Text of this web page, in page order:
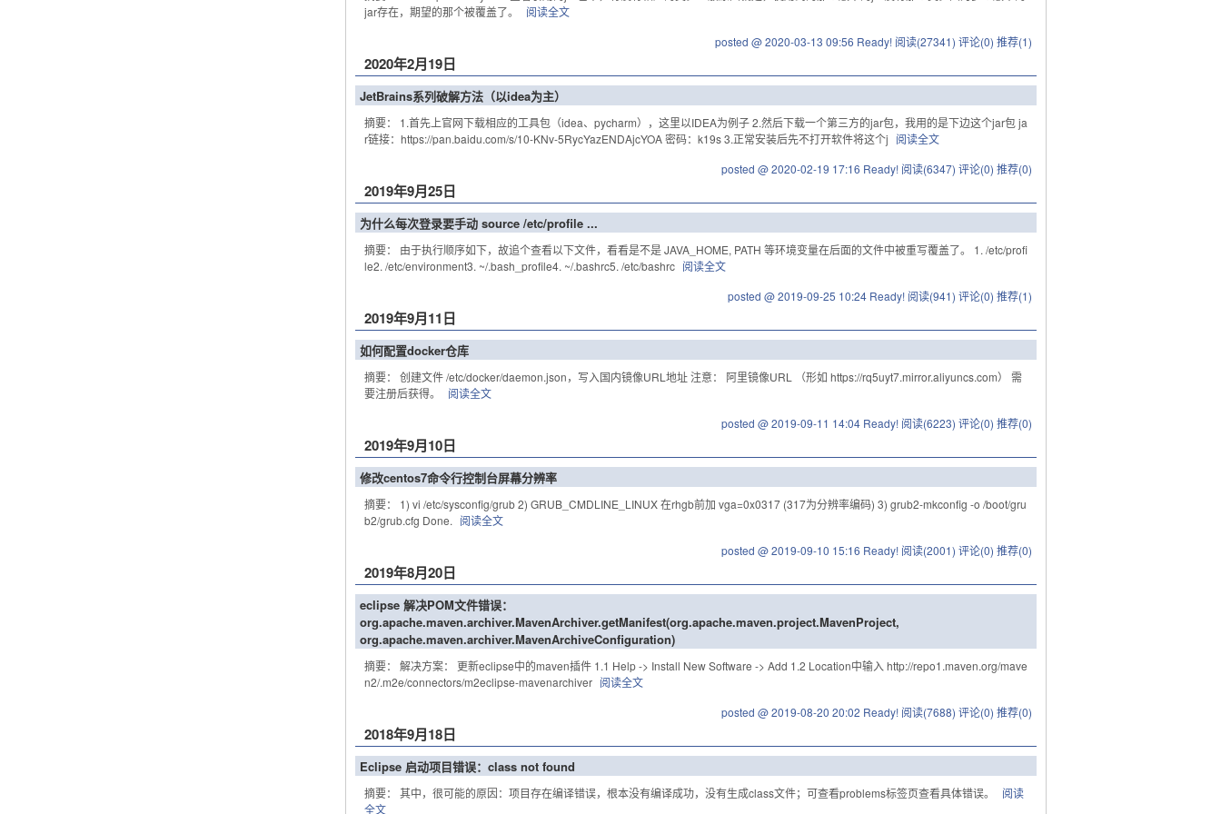
jar存在，期望的那个被覆盖了。
阅读全文
posted @ 2020-03-13 09:56 Ready! 阅读(27341) 评论(0) 推荐(1)
2020年2月19日
JetBrains系列破解方法（以idea为主）
摘要： 1.首先上官网下载相应的工具包（idea、pycharm），这里以IDEA为例子 2.然后下载一个第三方的jar包，我用的是下边这个jar包 ja
r链接：https://pan.baidu.com/s/10-KNv-5RycYazENDAjcYOA 密码：k19s 3.正常安装后先不打开软件将这个j 阅读全文
posted @ 2020-02-19 17:16 Ready! 阅读(6347) 评论(0) 推荐(0)
2019年9月25日
为什么每次登录要手动 source /etc/profile ...
摘要： 由于执行顺序如下，故追个查看以下文件，看看是不是 JAVA_HOME, PATH 等环境变量在后面的文件中被重写覆盖了。 1. /etc/profi
le2. /etc/environment3. ~/.bash_profile4. ~/.bashrc5. /etc/bashrc 阅读全文
posted @ 2019-09-25 10:24 Ready! 阅读(941) 评论(0) 推荐(1)
2019年9月11日
如何配置docker仓库
摘要： 创建文件 /etc/docker/daemon.json，写入国内镜像URL地址 注意： 阿里镜像URL （形如 https://rq5uyt7.mirror.aliyuncs.com） 需
要注册后获得。
阅读全文
posted @ 2019-09-11 14:04 Ready! 阅读(6223) 评论(0) 推荐(0)
2019年9月10日
修改centos7命令行控制台屏幕分辨率
摘要： 1) vi /etc/sysconfig/grub 2) GRUB_CMDLINE_LINUX 在rhgb前加 vga=0x0317 (317为分辨率编码) 3) grub2-mkconfig -o /boot/gru
b2/grub.cfg Done. 阅读全文
posted @ 2019-09-10 15:16 Ready! 阅读(2001) 评论(0) 推荐(0)
2019年8月20日
eclipse 解决POM文件错误：
org.apache.maven.archiver.MavenArchiver.getManifest(org.apache.maven.project.MavenProject,
org.apache.maven.archiver.MavenArchiveConfiguration)
摘要： 解决方案： 更新eclipse中的maven插件 1.1 Help -> Install New Software -> Add 1.2 Location中输入 http://repo1.maven.org/mave
n2/.m2e/connectors/m2eclipse-mavenarchiver 阅读全文
posted @ 2019-08-20 20:02 Ready! 阅读(7688) 评论(0) 推荐(0)
2018年9月18日
Eclipse 启动项目错误：class not found
摘要： 其中，很可能的原因：项目存在编译错误，根本没有编译成功，没有生成class文件；可查看problems标签页查看具体错误。
阅读
全文